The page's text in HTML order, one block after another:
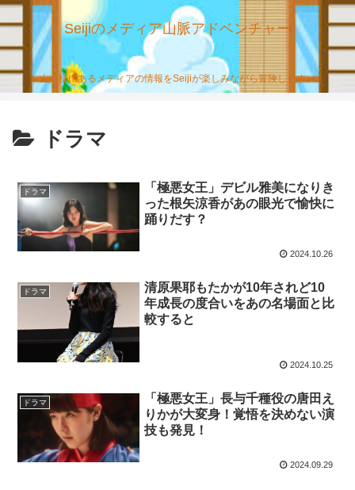
Seijiのメディア山脈アドベンチャー
山の様にあるメディアの情報をSeijiが楽しみながら冒険します。
ドラマ
ドラマ
「極悪女王」デビル雅美になりき
った根矢涼香があの眼光で愉快に
踊りだす？
2024.10.26
ドラマ
清原果耶もたかが10年されど10
年成長の度合いをあの名場面と比
較すると
2024.10.25
ドラマ
「極悪女王」長与千種役の唐田え
りかが大変身！覚悟を決めない演
技も発見！
2024.09.29